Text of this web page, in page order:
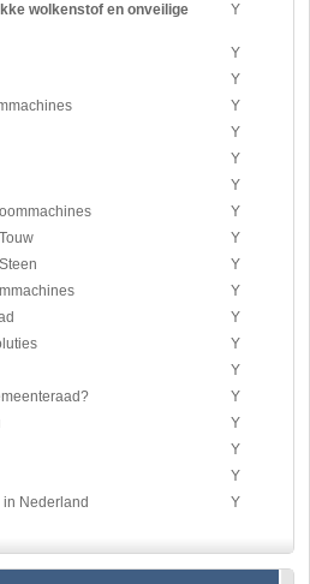
wolkenstof en onveilige
Y
Y
Y
Y
Y
Y
Y
Y
Y
Y
Y
Y
Y
Y
Y
Y
Y
Y
Nederland
Y